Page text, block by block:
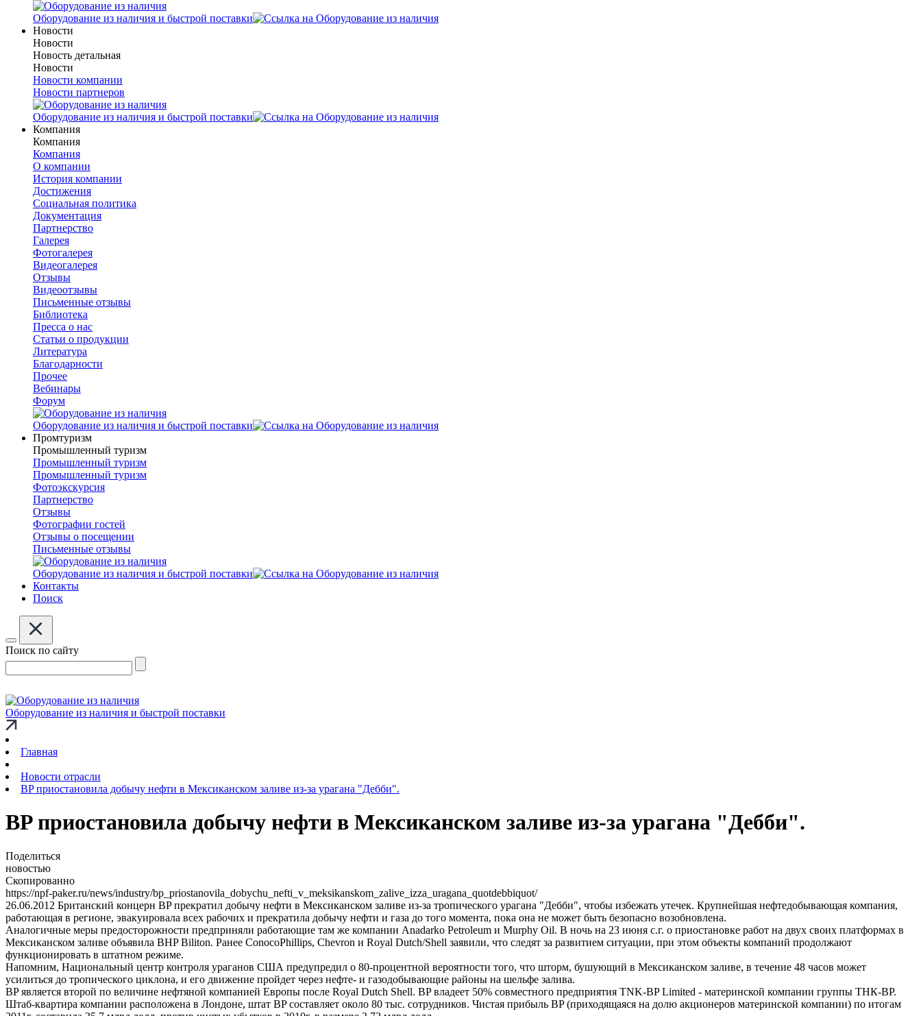
Оборудование из наличия и быстрой поставки
Новости
Новости
Новость детальная
Новости
Новости компании
Новости партнеров
Оборудование из наличия и быстрой поставки
Компания
Компания
Компания
О компании
История компании
Достижения
Социальная политика
Документация
Партнерство
Галерея
Фотогалерея
Видеогалерея
Отзывы
Видеоотзывы
Письменные отзывы
Библиотека
Пресса о нас
Статьи о продукции
Литература
Благодарности
Прочее
Вебинары
Форум
Оборудование из наличия и быстрой поставки
Промтуризм
Промышленный туризм
Промышленный туризм
Промышленный туризм
Фотоэкскурсия
Партнерство
Отзывы
Фотографии гостей
Отзывы о посещении
Письменные отзывы
Оборудование из наличия и быстрой поставки
Контакты
Поиск
Поиск по сайту
Оборудование из наличия и быстрой поставки
Главная
Новости отрасли
BP приостановила добычу нефти в Мексиканском заливе из-за урагана "Дебби".
BP приостановила добычу нефти в Мексиканском заливе из-за урагана "Дебби".
Поделиться
новостью
Скопированно
https://npf-paker.ru/news/industry/bp_priostanovila_dobychu_nefti_v_meksikanskom_zalive_izza_uragana_quotdebbiquot/
26.06.2012 Британский концерн BP прекратил добычу нефти в Мексиканском заливе из-за тропического урагана "Дебби", чтобы избежать утечек. Крупнейшая нефтедобывающая компания,
работающая в регионе, эвакуировала всех рабочих и прекратила добычу нефти и газа до того момента, пока она не может быть безопасно возобновлена.
Аналогичные меры предосторожности предприняли работающие там же компании Anadarko Petroleum и Murphy Oil. В ночь на 23 июня с.г. о приостановке работ на двух своих платформах в
Мексиканском заливе объявила BHP Biliton. Ранее ConocoPhillips, Chevron и Royal Dutch/Shell заявили, что следят за развитием ситуации, при этом объекты компаний продолжают
функционировать в штатном режиме.
Напомним, Национальный центр контроля ураганов США предупредил о 80-процентной вероятности того, что шторм, бушующий в Мексиканском заливе, в течение 48 часов может
усилиться до тропического циклона, и его движение пройдет через нефте- и газодобывающие районы на шельфе залива.
BP является второй по величине нефтяной компанией Европы после Royal Dutch Shell. BP владеет 50% совместного предприятия TNK-BP Limited - материнской компании группы ТНК-BP.
Штаб-квартира компании расположена в Лондоне, штат BP составляет около 80 тыс. сотрудников. Чистая прибыль BP (приходящаяся на долю акционеров материнской компании) по итогам